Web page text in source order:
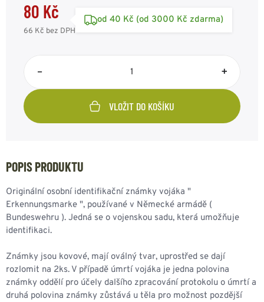
80 Kč
66 Kč bez DPH
od 40 Kč (od 3000 Kč zdarma)
– +
VLOŽIT DO KOŠÍKU
POPIS PRODUKTU
Originální osobní identifikační známky vojáka "
Erkennungsmarke ", používané v Německé armádě (
Bundeswehru ). Jedná se o vojenskou sadu, která umožňuje
identifikaci.
Známky jsou kovové, mají oválný tvar, uprostřed se dají
rozlomit na 2ks. V případě úmrtí vojáka je jedna polovina
známky oddělí pro účely dalšího zpracování protokolu o úmrtí a
druhá polovina známky zůstává u těla pro možnost pozdější